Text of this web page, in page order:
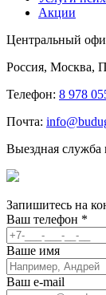
Акции
Центральный
Россия, Москва,
Телефон: 8 978
Почта:
Выездная служба
Запишитесь на
Ваш телефон *
Ваше имя
Ваш e-mail